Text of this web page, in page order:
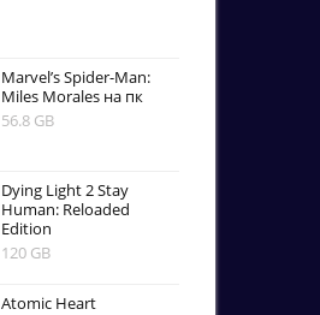
Marvel’s Spider-Man:
Miles Morales на пк
56.8 GB
Dying Light 2 Stay
Human: Reloaded
Edition
120 GB
Atomic Heart